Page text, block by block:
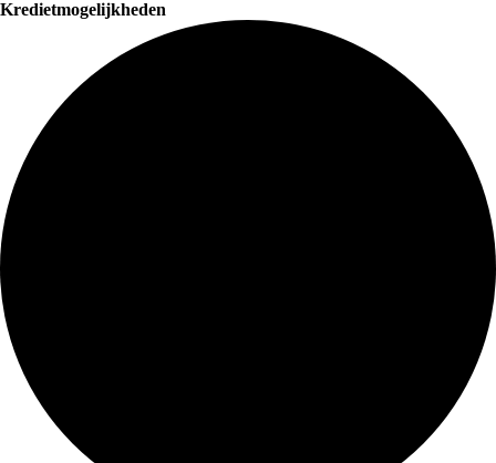
Kredietmogelijkheden